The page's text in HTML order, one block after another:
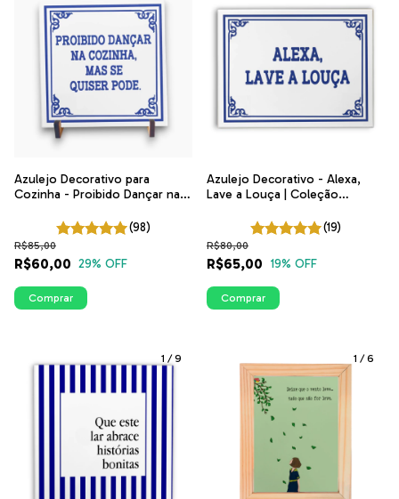
Azulejo Decorativo para
Cozinha - Proibido Dançar na
Coleção Portugal
(98)
R$60,00
R$85,00
29% OFF
Comprar
Azulejo Decorativo - Alexa,
Lave a Louça | Coleção
(19)
R$65,00
R$80,00
19% OFF
Comprar
1 /9 1 /6